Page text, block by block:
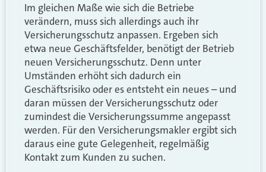
Im gleichen Maße wie sich die Betriebe
verändern, muss sich allerdings auch ihr
Versicherungsschutz anpassen. Ergeben sich
etwa neue Geschäftsfelder, benötigt der Betrieb
neuen Versicherungsschutz. Denn unter
Umständen erhöht sich dadurch ein
Geschäftsrisiko oder es entsteht ein neues – und
daran müssen der Versicherungsschutz oder
zumindest die Versicherungssumme angepasst
werden. Für den Versicherungsmakler ergibt sich
daraus eine gute Gelegenheit, regelmäßig
Kontakt zum Kunden zu suchen.